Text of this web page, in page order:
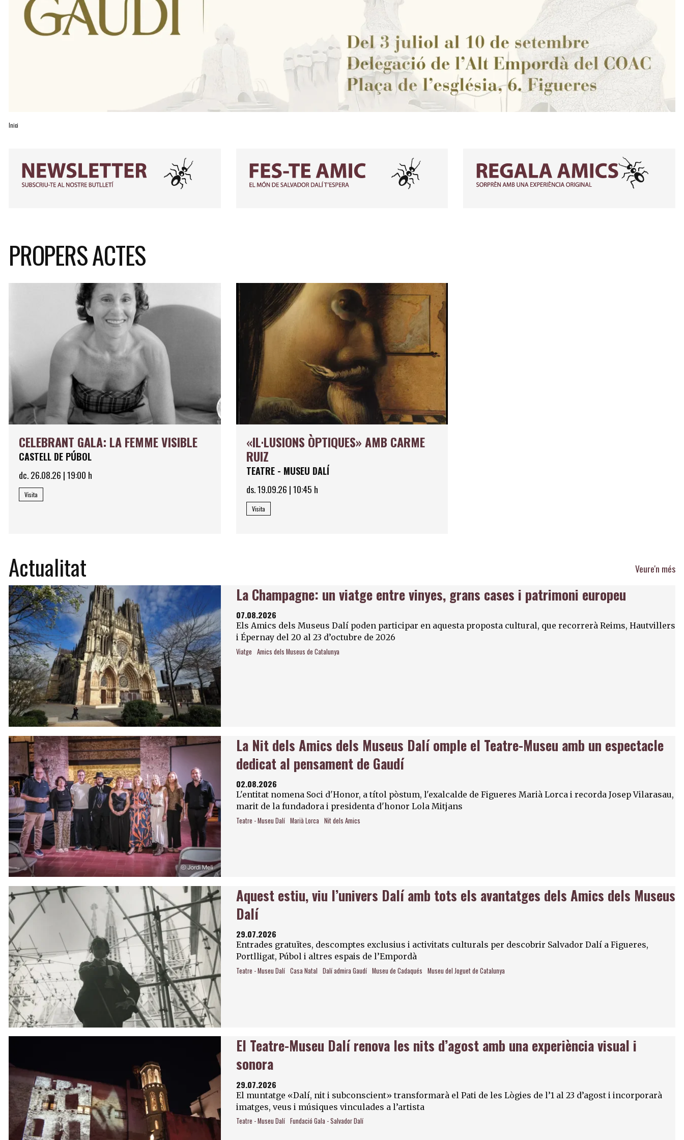
Inici
PROPERS ACTES
CELEBRANT GALA: LA FEMME VISIBLE
CASTELL DE PÚBOL
dc. 26.08.26 |19:00 h
Visita
«IL·LUSIONS ÒPTIQUES» AMB CARME
RUIZ
TEATRE - MUSEU DALÍ
ds. 19.09.26 |10:45 h
Visita
Actualitat Veure'n més
La Champagne: un viatge entre vinyes, grans cases i patrimoni europeu
07.08.2026
Els Amics dels Museus Dalí poden participar en aquesta proposta cultural, que recorrerà Reims, Hautvillers
i Épernay del 20 al 23 d’octubre de 2026
Viatge Amics dels Museus de Catalunya
La Nit dels Amics dels Museus Dalí omple el Teatre-Museu amb un espectacle
dedicat al pensament de Gaudí
02.08.2026
L'entitat nomena Soci d'Honor, a títol pòstum, l'exalcalde de Figueres Marià Lorca i recorda Josep Vilarasau,
marit de la fundadora i presidenta d'honor Lola Mitjans
Teatre - Museu Dalí Marià Lorca Nit dels Amics
Aquest estiu, viu l’univers Dalí amb tots els avantatges dels Amics dels Museus
Dalí
29.07.2026
Entrades gratuïtes, descomptes exclusius i activitats culturals per descobrir Salvador Dalí a Figueres,
Portlligat, Púbol i altres espais de l’Empordà
Teatre - Museu Dalí Casa Natal Dalí admira Gaudí Museu de Cadaqués Museu del Joguet de Catalunya
El Teatre-Museu Dalí renova les nits d’agost amb una experiència visual i
sonora
29.07.2026
El muntatge «Dalí, nit i subconscient» transformarà el Pati de les Lògies de l’1 al 23 d’agost i incorporarà
imatges, veus i músiques vinculades a l’artista
Teatre - Museu Dalí Fundació Gala - Salvador Dalí